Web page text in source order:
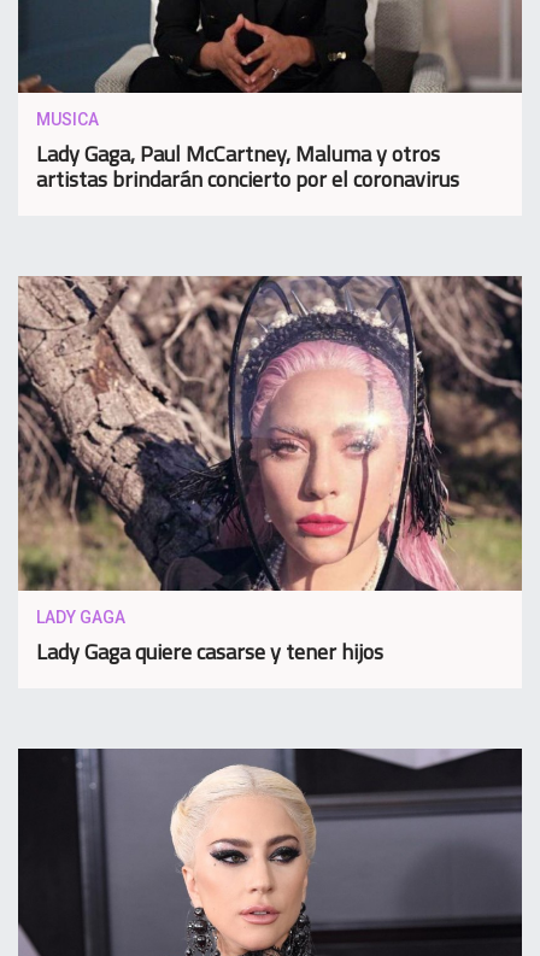
MUSICA
Lady Gaga, Paul McCartney, Maluma y otros
artistas brindarán concierto por el coronavirus
LADY GAGA
Lady Gaga quiere casarse y tener hijos